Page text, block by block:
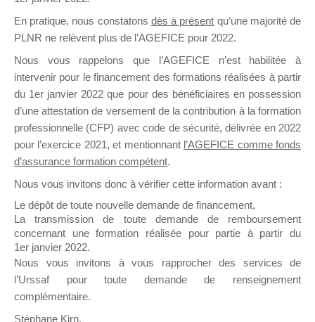
il y a un mois
Ce groupe est destiné aux Organismes de
Formation qui souhaitent répondre à l’Appel à
Propositions Mallette du Dirigeant.
Ce groupe propose un forum dédié au support
sur lequel il est possible de laisser un message
ou poser une question.
NB : Il est nécessaire d’être
pouvoir rejoindre ce groupe
En pratique, nous constatons dès à présent qu’une majorité de
PLNR ne relèvent plus de l’AGEFICE pour 2022.
Nous vous rappelons que l’AGEFICE n’est habilitée à
intervenir pour le financement des formations réalisées à partir
du 1er janvier 2022 que pour des bénéficiaires en possession
d’une attestation de versement de la contribution à la formation
professionnelle (CFP) avec code de sécurité, délivrée en 2022
pour l’exercice 2021, et mentionnant l’AGEFICE comme fonds
d’assurance formation compétent.
Nous vous invitons donc à vérifier cette information avant :
Le dépôt de toute nouvelle demande de financement,
La transmission de toute demande de remboursement
concernant une formation réalisée pour partie à partir du
1er janvier 2022.
Nous vous invitons à vous rapprocher des services de
l’Urssaf pour toute demande de renseignement
complémentaire.
Stéphane Kirn,